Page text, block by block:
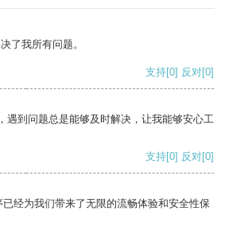
了我所有问题。
支持[0] 反对[0]
遇到问题总是能够及时解决，让我能够安心工
支持[0] 反对[0]
经为我们带来了无限的流畅体验和安全性保